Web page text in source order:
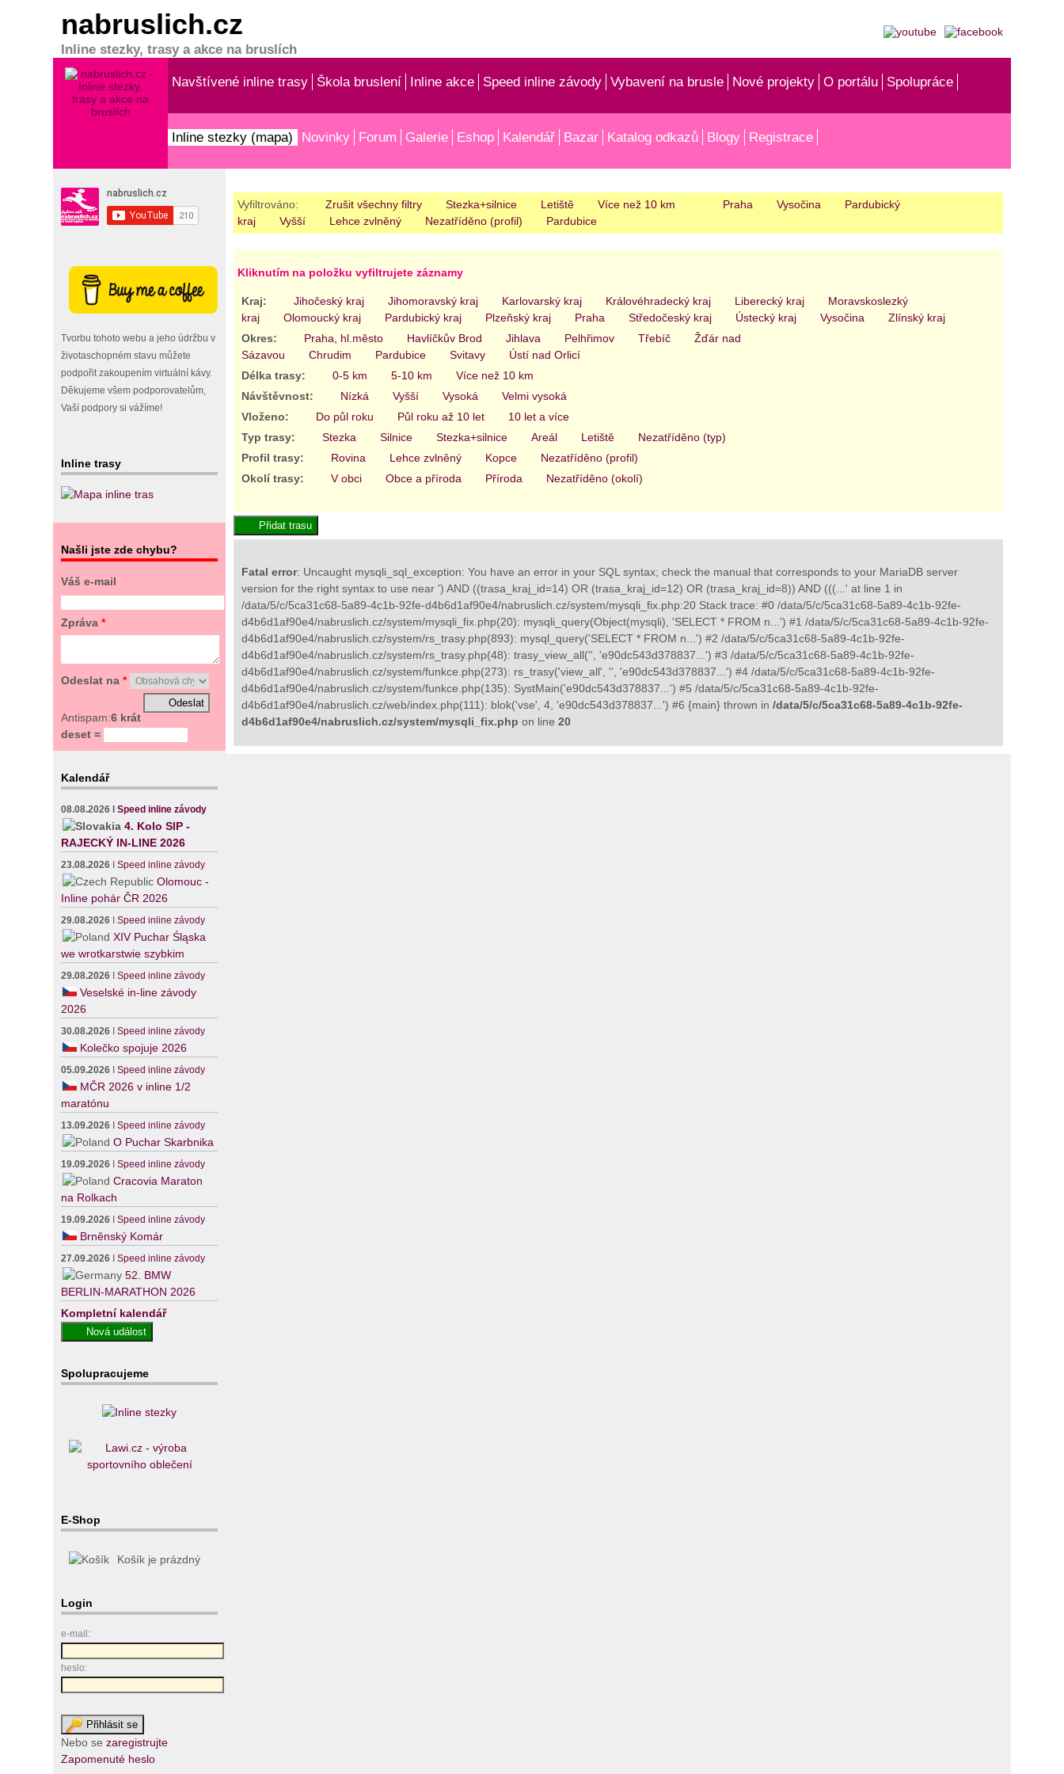
nabruslich.cz
Inline stezky, trasy a akce na bruslích
Navštívené inline trasy Škola bruslení Inline akce Speed inline závody Vybavení na brusle Nové projekty O portálu Spolupráce
Inline stezky (mapa) Novinky Forum Galerie Eshop Kalendář Bazar Katalog odkazů Blogy Registrace
Tvorbu tohoto webu a jeho údržbu v
životaschopném stavu můžete
podpořit zakoupením virtuální kávy.
Děkujeme všem podporovatelům,
Vaší podpory si vážíme!
Inline trasy
Našli jste zde chybu?
Váš e-mail
Zpráva*
Odeslat na*
Antispam:6 krát
deset =
Kalendář
08.08.2026 ISpeed inline závody
4. Kolo SIP -
RAJECKÝ IN-LINE 2026
23.08.2026 ISpeed inline závody
Olomouc -
Inline pohár ČR 2026
29.08.2026 ISpeed inline závody
XIV Puchar Śląska
we wrotkarstwie szybkim
29.08.2026 ISpeed inline závody
Veselské in-line závody
2026
30.08.2026 ISpeed inline závody
Kolečko spojuje 2026
05.09.2026 ISpeed inline závody
MČR 2026 v inline 1/2
maratónu
13.09.2026 ISpeed inline závody
O Puchar Skarbnika
19.09.2026 ISpeed inline závody
Cracovia Maraton
na Rolkach
19.09.2026 ISpeed inline závody
Brněnský Komár
27.09.2026 ISpeed inline závody
52. BMW
BERLIN-MARATHON 2026
Kompletní kalendář
Spolupracujeme
E-Shop
Košík je prázdný
Login
e-mail:
heslo:
Nebo sezaregistrujte
Zapomenuté heslo
Vyfiltrováno: Zrušit všechny filtry Stezka+silnice Letiště Více než 10 km Praha Vysočina
Pardubický
kraj
Vyšší Lehce zvlněný Nezatříděno (profil) Pardubice
Kliknutím na položku vyfiltrujete záznamy
Kraj: Jihočeský kraj Jihomoravský kraj Karlovarský kraj Královéhradecký kraj Liberecký kraj
Moravskoslezký
kraj
Olomoucký kraj Pardubický kraj Plzeňský kraj Praha Středočeský kraj Ústecký kraj Vysočina
Zlínský kraj
Okres:
Praha, hl.město Havlíčkův Brod Jihlava Pelhřimov Třebíč
Žďár nad
Sázavou
Chrudim Pardubice Svitavy
Ústí nad Orlicí
Délka trasy:
0-5 km 5-10 km
Více než 10 km
Návštěvnost:
Nízká Vyšší Vysoká
Velmi vysoká
Vloženo:
Do půl roku Půl roku až 10 let
10 let a více
Typ trasy:
Stezka Silnice Stezka+silnice Areál Letiště
Nezatříděno (typ)
Profil trasy:
Rovina Lehce zvlněný Kopce
Nezatříděno (profil)
Okolí trasy:
V obci Obce a příroda Příroda Nezatříděno (okolí)
Fatal error: Uncaught mysqli_sql_exception: You have an error in your SQL syntax; check the manual that corresponds to your MariaDB server
version for the right syntax to use near ') AND ((trasa_kraj_id=14) OR (trasa_kraj_id=12) OR (trasa_kraj_id=8)) AND (((...' at line 1 in
/data/5/c/5ca31c68-5a89-4c1b-92fe-d4b6d1af90e4/nabruslich.cz/system/mysqli_fix.php:20 Stack trace: #0 /data/5/c/5ca31c68-5a89-4c1b-92fe-
d4b6d1af90e4/nabruslich.cz/system/mysqli_fix.php(20): mysqli_query(Object(mysqli), 'SELECT * FROM n...') #1 /data/5/c/5ca31c68-5a89-4c1b-92fe-
d4b6d1af90e4/nabruslich.cz/system/rs_trasy.php(893): mysql_query('SELECT * FROM n...') #2 /data/5/c/5ca31c68-5a89-4c1b-92fe-
d4b6d1af90e4/nabruslich.cz/system/rs_trasy.php(48): trasy_view_all('', 'e90dc543d378837...') #3 /data/5/c/5ca31c68-5a89-4c1b-92fe-
d4b6d1af90e4/nabruslich.cz/system/funkce.php(273): rs_trasy('view_all', '', 'e90dc543d378837...') #4 /data/5/c/5ca31c68-5a89-4c1b-92fe-
d4b6d1af90e4/nabruslich.cz/system/funkce.php(135): SystMain('e90dc543d378837...') #5 /data/5/c/5ca31c68-5a89-4c1b-92fe-
d4b6d1af90e4/nabruslich.cz/web/index.php(111): blok('vse', 4, 'e90dc543d378837...') #6 {main} thrown in /data/5/c/5ca31c68-5a89-4c1b-92fe-
d4b6d1af90e4/nabruslich.cz/system/mysqli_fix.php on line 20